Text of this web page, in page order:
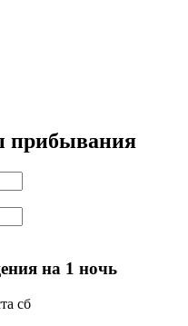
прибывания
на 1 ночь
сб